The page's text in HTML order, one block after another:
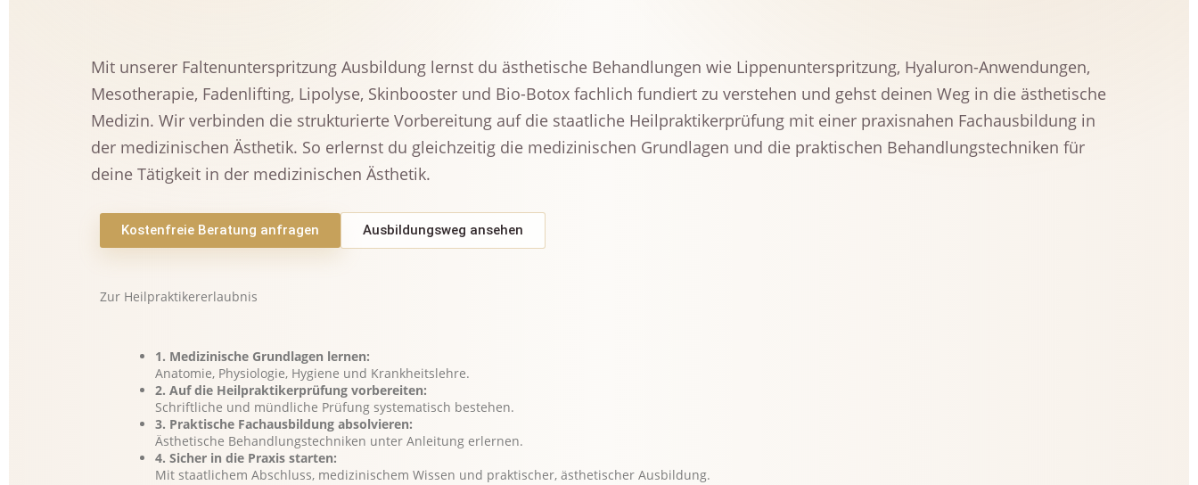
Mit unserer Faltenunterspritzung Ausbildung lernst du ästhetische Behandlungen wie Lippenunterspritzung, Hyaluron-Anwendungen,
Mesotherapie, Fadenlifting, Lipolyse, Skinbooster und Bio-Botox fachlich fundiert zu verstehen und gehst deinen Weg in die ästhetische
Medizin. Wir verbinden die strukturierte Vorbereitung auf die staatliche Heilpraktikerprüfung mit einer praxisnahen Fachausbildung in
der medizinischen Ästhetik. So erlernst du gleichzeitig die medizinischen Grundlagen und die praktischen Behandlungstechniken für
deine Tätigkeit in der medizinischen Ästhetik.
Kostenfreie Beratung anfragen Ausbildungsweg ansehen
Zur Heilpraktikererlaubnis
1. Medizinische Grundlagen lernen:
Anatomie, Physiologie, Hygiene und Krankheitslehre.
2. Auf die Heilpraktikerprüfung vorbereiten:
Schriftliche und mündliche Prüfung systematisch bestehen.
3. Praktische Fachausbildung absolvieren:
Ästhetische Behandlungstechniken unter Anleitung erlernen.
4. Sicher in die Praxis starten:
Mit staatlichem Abschluss, medizinischem Wissen und praktischer, ästhetischer Ausbildung.